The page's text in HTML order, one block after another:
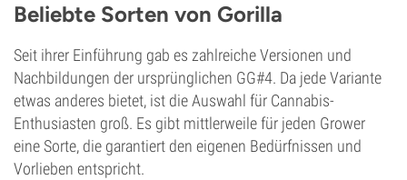
Beliebte Sorten von Gorilla
Seit ihrer Einführung gab es zahlreiche Versionen und
Nachbildungen der ursprünglichen GG#4. Da jede Variante
etwas anderes bietet, ist die Auswahl für Cannabis-
Enthusiasten groß. Es gibt mittlerweile für jeden Grower
eine Sorte, die garantiert den eigenen Bedürfnissen und
Vorlieben entspricht.